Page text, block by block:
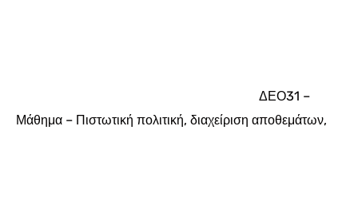
ΔΕΟ31 –
Μάθημα – Πιστωτική πολιτική, διαχείριση αποθεμάτων,